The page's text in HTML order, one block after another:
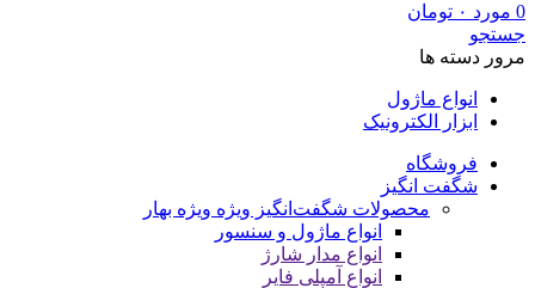
0 مورد ۰ تومان
جستجو
مرور دسته ها
انواع ماژول
ابزار الکترونیک
فروشگاه
شگفت انگیز
محصولات شگفت‌انگیز ویژه ویژه بهار
انواع ماژول و سنسور
انواع مدار شارژ
انواع آمپلی فایر